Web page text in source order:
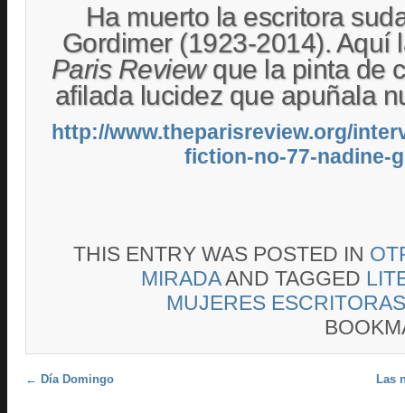
Ha muerto la escritora
Gordimer (1923-2014). Aquí
Paris Reviewque la pinta de
afilada lucidez que apuñala
http://www.theparisreview.org/
fiction-no-77-nadine-
THIS ENTRY WAS POSTED IN
MIRADAAND TAGGED
MUJERES ESCRITORAS
Post navigation
← Día Domingo Las